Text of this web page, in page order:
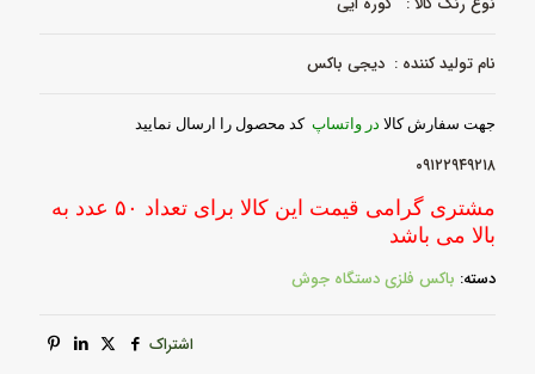
نام تولید کننده : دیجی باکس
جهت سفارش کالا در واتساپکد محصول را ارسال نمایید
۰۹۱۲۲۹۴۹۲۱۸
مشتری گرامی قیمت این کالا برای تعداد ۵۰ عدد به
بالا می باشد
دسته: باکس فلزی دستگاه جوش
اشتراک